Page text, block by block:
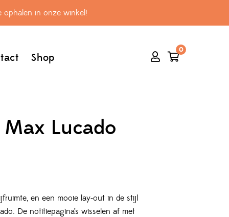
ophalen in onze winkel!
Shop
0
Lucado
en een mooie lay-out in de stijl
De notitiepagina’s wisselen af met